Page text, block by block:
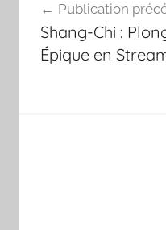
de
l’article
Publication
Shang-Chi :
Épique en